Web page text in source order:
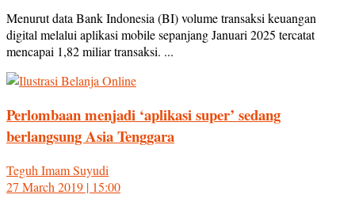
Menurut data Bank Indonesia (BI) volume transaksi keuangan
digital melalui aplikasi mobile sepanjang Januari 2025 tercatat
mencapai 1,82 miliar transaksi. ...
Perlombaan menjadi ‘aplikasi super’ sedang
berlangsung Asia Tenggara
Teguh Imam Suyudi
27 March 2019 | 15:00